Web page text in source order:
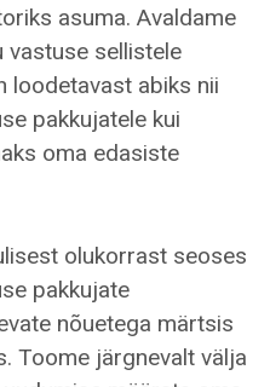
asuma. Avaldame
vastuse sellistele
loodetavast abiks nii
pakkujatele kui
oma edasiste
olukorrast seoses
pakkujate
nõuetega märtsis
Toome järgnevalt välja